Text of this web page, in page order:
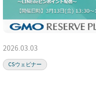
2026.03.03
CSウェビナー